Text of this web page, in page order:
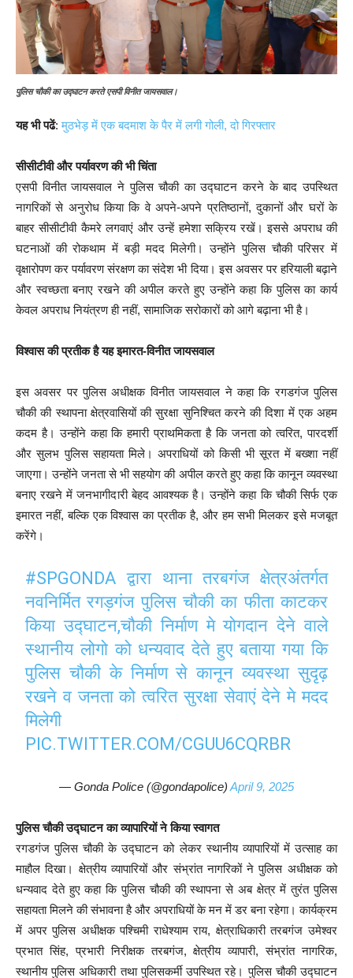
पुलिस चौकी का उद्घाटन करते एसपी विनीत जायसवाल।
यह भी पढें:मुठभेड़ में एक बदमाश के पैर में लगी गोली, दो गिरफ्तार
सीसीटीवी और पर्यावरण की भी चिंता
एसपी विनीत जायसवाल ने पुलिस चौकी का उद्घाटन करने के बाद उपस्थित
नागरिकों से अनुरोध किया कि वे अपने-अपने प्रतिष्ठानों, दुकानों और घरों के
बाहर सीसीटीवी कैमरे लगवाएं और उन्हें हमेशा सक्रिय रखें। इससे अपराध की
घटनाओं की रोकथाम में बड़ी मदद मिलेगी। उन्होंने पुलिस चौकी परिसर में
वृक्षारोपण कर पर्यावरण संरक्षण का संदेश भी दिया। इस अवसर पर हरियाली बढ़ाने
और स्वच्छता बनाए रखने की अपील करते हुए उन्होंने कहा कि पुलिस का कार्य
केवल अपराध नियंत्रण ही नहीं, सामाजिक सरोकारों को आगे बढ़ाना भी है।
विश्वास की प्रतीक है यह इमारत-विनीत जायसवाल
इस अवसर पर पुलिस अधीक्षक विनीत जायसवाल ने कहा कि रगडगंज पुलिस
चौकी की स्थापना क्षेत्रवासियों की सुरक्षा सुनिश्चित करने की दिशा में एक अहम
कदम है। उन्होंने कहा कि हमारी प्राथमिकता है कि जनता को त्वरित, पारदर्शी
और सुलभ पुलिस सहायता मिले। अपराधियों को किसी भी सूरत में बख्शा नहीं
जाएगा। उन्होंने जनता से भी सहयोग की अपील करते हुए कहा कि कानून व्यवस्था
बनाए रखने में जनभागीदारी बेहद आवश्यक है। उन्होंने कहा कि चौकी सिर्फ एक
इमारत नहीं, बल्कि एक विश्वास का प्रतीक है, और हम सभी मिलकर इसे मजबूत
करेंगे।
#SPGONDA द्वारा थाना तरबगंज क्षेत्रअंतर्गत
नवनिर्मित रगड़गंज पुलिस चौकी का फीता काटकर
किया उद्घाटन,चौकी निर्माण मे योगदान देने वाले
स्थानीय लोगो को धन्यवाद देते हुए बताया गया कि
पुलिस चौकी के निर्माण से कानून व्यवस्था सुदृढ़
रखने व जनता को त्वरित सुरक्षा सेवाएं देने मे मदद
मिलेगी
PIC.TWITTER.COM/CGUU6CQRBR
— Gonda Police (@gondapolice) April 9, 2025
पुलिस चौकी उद्घाटन का व्यापारियों ने किया स्वागत
रगडगंज पुलिस चौकी के उद्घाटन को लेकर स्थानीय व्यापारियों में उत्साह का
माहौल दिखा। क्षेत्रीय व्यापारियों और संभ्रांत नागरिकों ने पुलिस अधीक्षक को
धन्यवाद देते हुए कहा कि पुलिस चौकी की स्थापना से अब क्षेत्र में तुरंत पुलिस
सहायता मिलने की संभावना है और अपराधियों के मन में डर बना रहेगा। कार्यक्रम
में अपर पुलिस अधीक्षक पश्चिमी राधेश्याम राय, क्षेत्राधिकारी तरबगंज उमेश्वर
प्रभात सिंह, प्रभारी निरीक्षक तरबगंज, क्षेत्रीय व्यापारी, संभ्रांत नागरिक,
स्थानीय पुलिस अधिकारी तथा पुलिसकर्मी उपस्थित रहे। पुलिस चौकी उद्घाटन